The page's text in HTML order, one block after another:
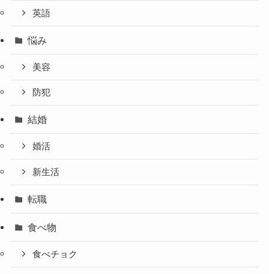
英語
悩み
美容
防犯
結婚
婚活
新生活
転職
食べ物
食べチョク